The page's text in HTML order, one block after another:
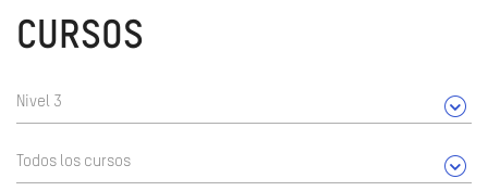
CURSOS
Nivel 3
Todos los cursos